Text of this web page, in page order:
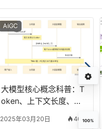
大模型核心概念科普：T
oken、上下文长度、最
2025年03月20日 4022
AIGC
100%